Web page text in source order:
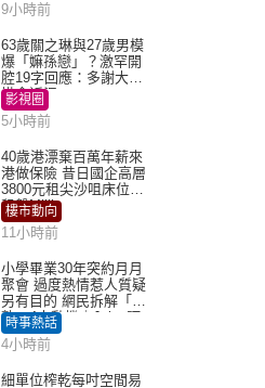
9小時前
63歲關之琳與27歲男模
爆「嫲孫戀」？激罕開
腔19字回應：多謝大家
掛念近況
影視圈
5小時前
40歲港漂棄百萬年薪來
港做保險 昔日國企高層
3800元租尖沙咀床位｜
租盤Million
樓市動向
11小時前
小學畢業30年突約月月
聚會 過度熱情惹人質疑
另有目的 網民拆解「扮
熟」4大動機｜Juicy叮
時事熱話
4小時前
細單位榨乾每吋空間易